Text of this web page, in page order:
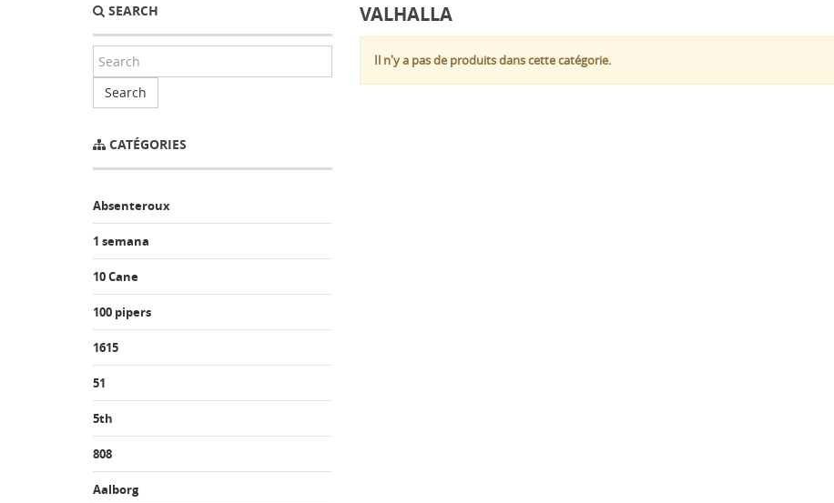
SEARCH
Search
CATÉGORIES
Absenteroux
1 semana
10 Cane
100 pipers
1615
51
5th
808
Aalborg
VALHALLA
Il n'y a pas de produits dans cette catégorie.